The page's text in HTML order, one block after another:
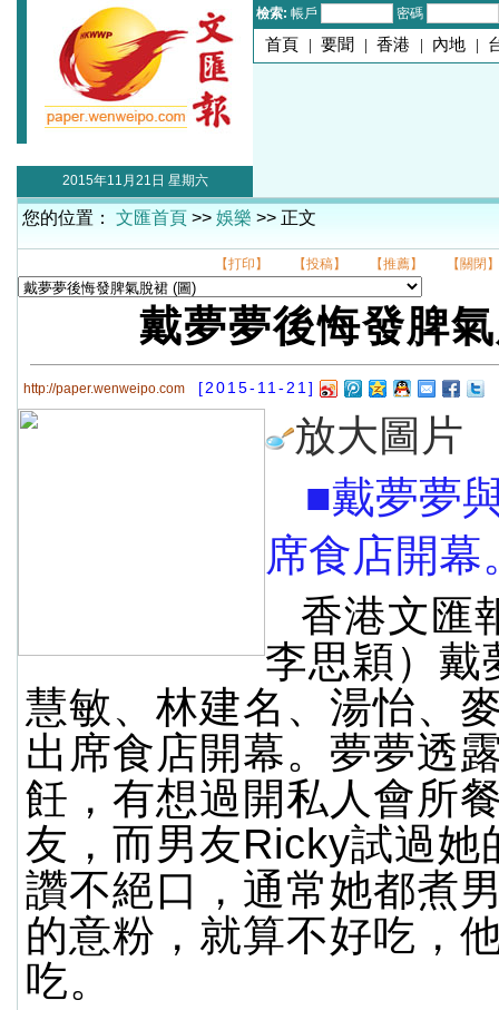
檢索: 帳戶 密碼
首頁 | 要聞 | 香港 | 內地 |
2015年11月21日 星期六
您的位置： 文匯首頁 >> 娛樂 >> 正文
【打印】 【投稿】 【推薦】 【關閉】
戴夢夢後悔發脾
http://paper.wenweipo.com [2015-11-21]
放大圖片
■戴夢夢
席食店開幕
香港文匯
李思穎）戴
慧敏、林建名、湯怡、
出席食店開幕。夢夢透
飪，有想過開私人會所
友，而男友Ricky試過她
讚不絕口，通常她都煮
的意粉，就算不好吃，
吃。